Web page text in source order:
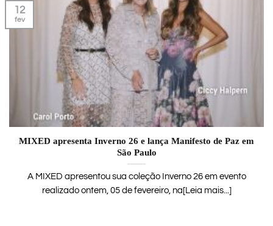
MIXED apresenta Inverno 26 e lança Manifesto de Paz em
São Paulo
A MIXED apresentou sua coleção Inverno 26 em evento
realizado ontem, 05 de fevereiro, na[Leia mais...]
12
fev